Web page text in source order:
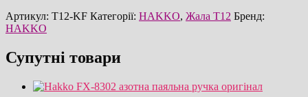
Артикул: T12-KF Категорії: HAKKO, Жала T12 Бренд:
HAKKO
Супутні товари